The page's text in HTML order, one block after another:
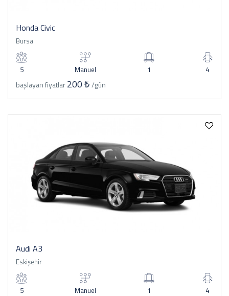
Honda Civic
Bursa
5 Manuel 1 4
başlayan fiyatlar200 ₺/gün
Audi A3
Eskişehir
5 Manuel 1 4